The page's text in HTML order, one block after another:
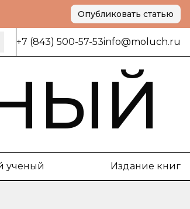
Опубликовать статью
+7 (843) 500-57-53info@moluch.ru
ученый Издание книг